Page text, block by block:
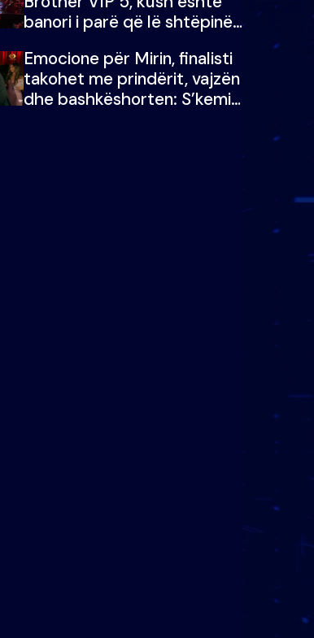
banori i parë që lë shtëpinë
fituar çmimin e madh
Emocione për Mirin, finalisti
takohet me prindërit, vajzën
dhe bashkëshorten: S’kemi